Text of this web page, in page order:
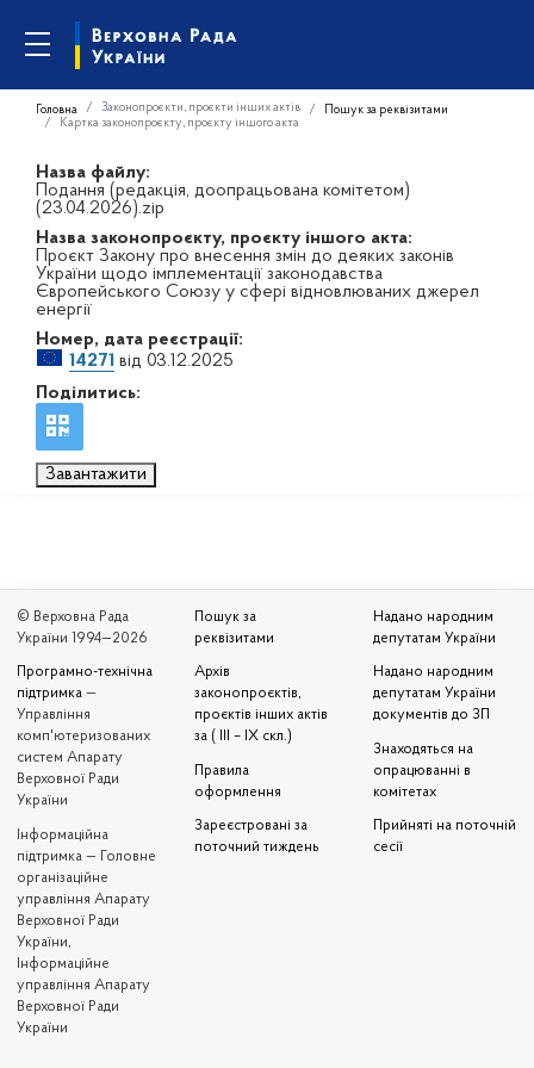
Головна Законопроєкти, проєкти інших актів
Пошук за реквізитами
Картка законопроєкту, проєкту іншого акта
Назва файлу:
Подання (редакція, доопрацьована комітетом)
(23.04.2026).zip
Назва законопроєкту, проєкту іншого акта:
Проєкт Закону про внесення змін до деяких законів
України щодо імплементації законодавства
Європейського Союзу у сфері відновлюваних джерел
енергії
Номер, дата реєстрації:
14271 від 03.12.2025
Поділитись:
Завантажити
© Верховна Рада
України 1994—2026
Програмно-технічна
підтримка —
Управління
комп'ютеризованих
систем Апарату
Верховної Ради
України
Iнформаційна
підтримка — Головне
організаційне
управління Апарату
Верховної Ради
України,
Інформаційне
управління Апарату
Верховної Ради
України
Пошук за
реквізитами
Архів
законопроєктів,
проєктів інших актів
за ( III – IX скл.)
Правила
оформлення
Зареєстровані за
поточний тиждень
Надано народним
депутатам України
Надано народним
депутатам України
документів до ЗП
Знаходяться на
опрацюванні в
комітетах
Прийняті на поточній
сесії